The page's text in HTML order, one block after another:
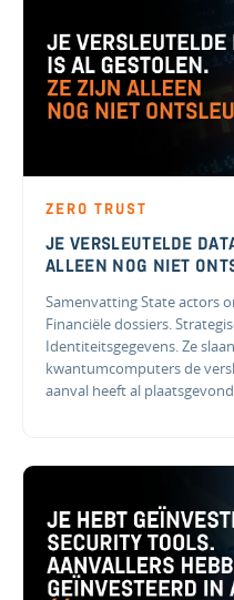
ZERO TRUST
JE VERSLEUTELDE
ALLEEN NOG NIET
Samenvatting State actors
Financiële dossiers.
Identiteitsgegevens. Ze
kwantumcomputers de
aanval heeft al